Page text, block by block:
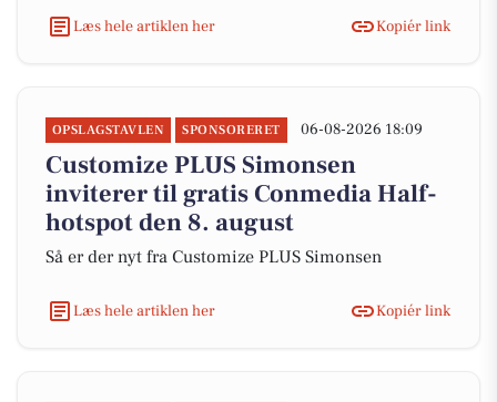
Læs hele artiklen her Kopiér link
OPSLAGSTAVLEN SPONSORERET 06-08-2026 18:09
Customize PLUS Simonsen
inviterer til gratis Conmedia Half-
hotspot den 8. august
Så er der nyt fra Customize PLUS Simonsen
Læs hele artiklen her Kopiér link